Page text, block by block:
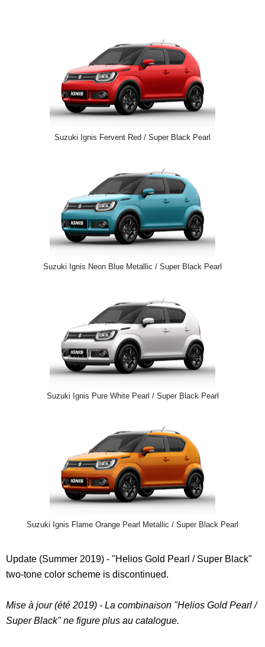
Suzuki Ignis Fervent Red / Super Black Pearl
Suzuki Ignis Neon Blue Metallic / Super Black Pearl
Suzuki Ignis Pure White Pearl / Super Black Pearl
Suzuki Ignis Flame Orange Pearl Metallic / Super Black Pearl
Update (Summer 2019) - "Helios Gold Pearl / Super Black"
two-tone color scheme is discontinued.
Mise à jour (été 2019) - La combinaison "Helios Gold Pearl /
Super Black" ne figure plus au catalogue.